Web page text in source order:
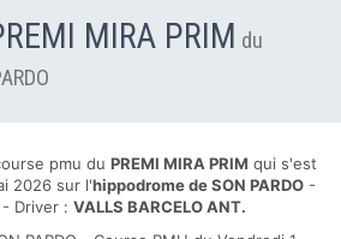
MIRA PRIM du
pmu du PREMI MIRA PRIM qui s'est
2026 sur l'hippodrome de SON PARDO -
- Driver : VALLS BARCELO ANT.